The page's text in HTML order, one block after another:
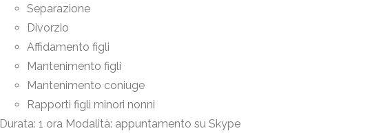
Separazione
Divorzio
Affidamento figli
Mantenimento figli
Mantenimento coniuge
Rapporti figli minori nonni
Durata: 1 ora Modalità: appuntamento su Skype